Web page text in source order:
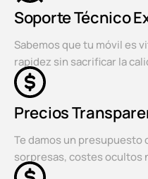
Soporte Técnico
Sabemos que tu móvil es
rapidez sin sacrificar la
Precios
Te damos un presupuesto
sorpresas, costes ocultos